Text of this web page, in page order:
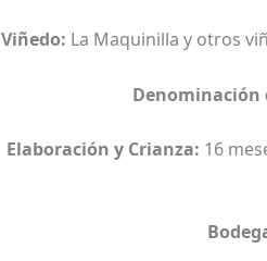
Viñedo: La Maquinilla y otros
Denominación
Elaboración y Crianza: 16